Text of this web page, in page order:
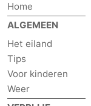
Vlieduyn
Campings
Hotels
Last
minutes
Strand
Home
ALGEMEEN
Het eiland
Tips
Voor kinderen
Weer